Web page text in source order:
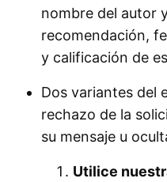
nombre del autor
recomendación,
y calificación de
Dos variantes del
rechazo de la
su mensaje u
Utilice